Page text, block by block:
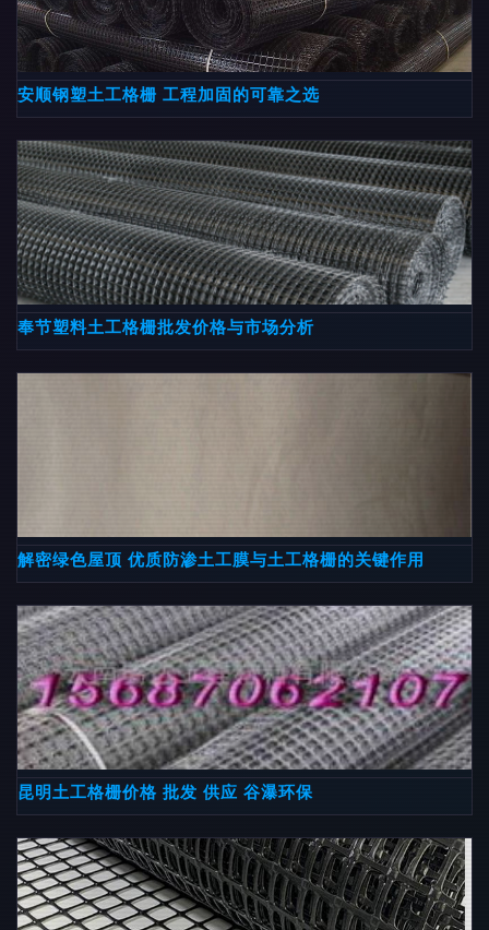
安顺钢塑土工格栅 工程加固的可靠之选
奉节塑料土工格栅批发价格与市场分析
解密绿色屋顶 优质防渗土工膜与土工格栅的关键作用
昆明土工格栅价格 批发 供应 谷瀑环保